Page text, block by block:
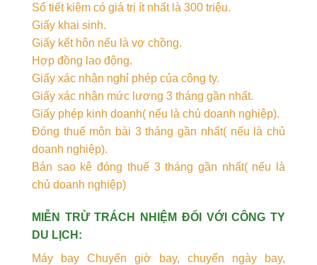
Sổ tiết kiệm có giá trị ít nhất là 300 triệu.
Giấy khai sinh.
Giấy kết hôn nếu là vợ chồng.
Hợp đồng lao động.
Giấy xác nhận nghỉ phép của công ty.
Giấy xác nhận mức lương 3 tháng gần nhất.
Giấy phép kinh doanh( nếu là chủ doanh nghiệp).
Đóng thuế môn bài 3 tháng gần nhất( nếu là chủ
doanh nghiệp).
Bản sao kê đóng thuế 3 tháng gần nhất( nếu là
chủ doanh nghiệp)
MIỄN TRỪ TRÁCH NHIỆM ĐỐI VỚI CÔNG TY
DU LỊCH:
Máy bay Chuyển giờ bay, chuyển ngày bay,